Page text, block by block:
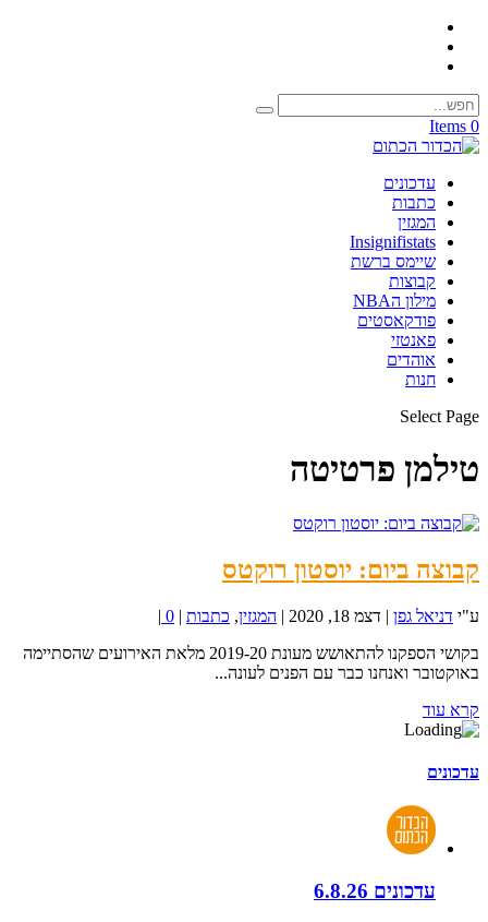
0 Items
עדכונים
כתבות
המגזין
Insignifistats
שיימס ברשת
קבוצות
מילון הNBA
פודקאסטים
פאנטזי
אוהדים
חנות
Select Page
טילמן פרטיטה
קבוצה ביום: יוסטון רוקטס
ע"י דניאל גפן | דצמ 18, 2020 | המגזין, כתבות |
0
|
בקושי הספקנו להתאושש מעונת 2019-20 מלאת האירועים שהסתיימה
באוקטובר ואנחנו כבר עם הפנים לעונה...
קרא עוד
עדכונים
עדכונים 6.8.26